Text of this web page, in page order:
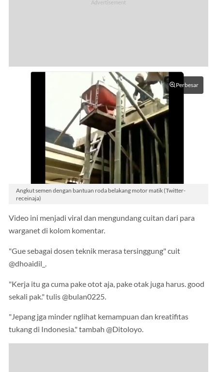
Perbesar
Angkut semen dengan bantuan roda belakang motor matik (Twitter-
receinaja)
Video ini menjadi viral dan mengundang cuitan dari para
warganet di kolom komentar.
"Gue sebagai dosen teknik merasa tersinggung" cuit
@dhoaidil_.
"Kerja itu ga cuma pake otot aja, pake otak juga harus. good
sekali pak." tulis @bulan0225.
"Jepang jga minder nglihat kemampuan dan kreatifitas
tukang di Indonesia." tambah @Ditoloyo.